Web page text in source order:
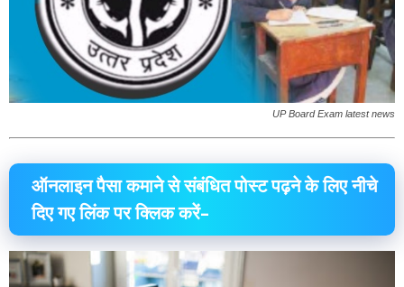
UP Board Exam latest news
ऑनलाइन पैसा कमाने से संबंधित पोस्ट पढ़ने के लिए नीचे
दिए गए लिंक पर क्लिक करें–